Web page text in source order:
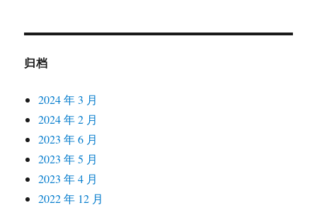
归档
2024 年 3 月
2024 年 2 月
2023 年 6 月
2023 年 5 月
2023 年 4 月
2022 年 12 月